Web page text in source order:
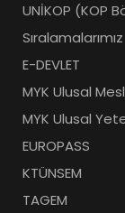
UNİKOP (KOP
Sıralamalarımız
E-DEVLET
MYK Ulusal
MYK Ulusal
EUROPASS
KTÜNSEM
TAGEM